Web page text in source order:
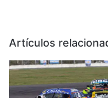
Artículos